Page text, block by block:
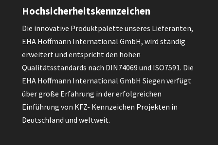
Hochsicherheitskennzeichen
Die innovative Produktpalette unseres Lieferanten,
EHA Hoffmann International GmbH, wird ständig
erweitert und entspricht den hohen
Qualitätsstandards nach DIN74069 und ISO7591. Die
EHA Hoffmann International GmbH Siegen verfügt
über große Erfahrung in der erfolgreichen
Einführung von KFZ- Kennzeichen Projekten in
Deutschland und weltweit.